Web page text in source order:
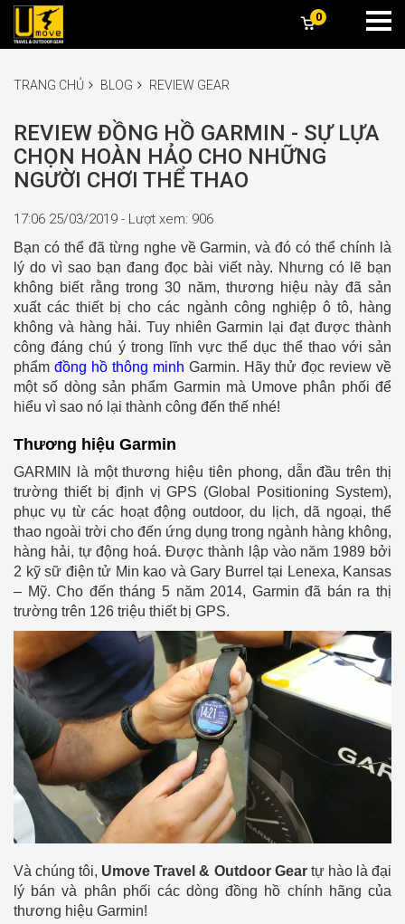
0
TRANG CHỦ BLOG REVIEW GEAR
REVIEW ĐỒNG HỒ GARMIN - SỰ LỰA
CHỌN HOÀN HẢO CHO NHỮNG
NGƯỜI CHƠI THỂ THAO
17:06 25/03/2019 - Lượt xem: 906
Bạn có thể đã từng nghe về Garmin, và đó có thể chính là
lý do vì sao bạn đang đọc bài viết này. Nhưng có lẽ bạn
không biết rằng trong 30 năm, thương hiệu này đã sản
xuất các thiết bị cho các ngành công nghiệp ô tô, hàng
không và hàng hải. Tuy nhiên Garmin lại đạt được thành
công đáng chú ý trong lĩnh vực thể dục thể thao với sản
phẩm đồng hồ thông minh Garmin. Hãy thử đọc review về
một số dòng sản phẩm Garmin mà Umove phân phối để
hiểu vì sao nó lại thành công đến thế nhé!
Thương hiệu Garmin
GARMIN là một thương hiệu tiên phong, dẫn đầu trên thị
trường thiết bị định vị GPS (Global Positioning System),
phục vụ từ các hoạt động outdoor, du lịch, dã ngoại, thể
thao ngoài trời cho đến ứng dụng trong ngành hàng không,
hàng hải, tự động hoá. Được thành lập vào năm 1989 bởi
2 kỹ sữ điện tử Min kao và Gary Burrel tại Lenexa, Kansas
– Mỹ. Cho đến tháng 5 năm 2014, Garmin đã bán ra thị
trường trên 126 triệu thiết bị GPS.
Và chúng tôi, Umove Travel & Outdoor Geartự hào là đại
lý bán và phân phối các dòng đồng hồ chính hãng của
thương hiệu Garmin!